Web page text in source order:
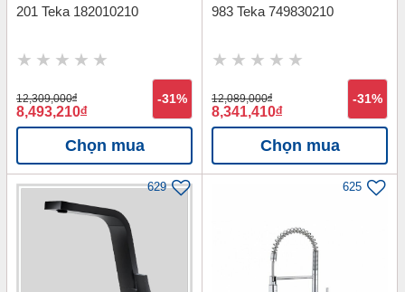
201 Teka 182010210
12,309,000đ
8,493,210đ
-31%
Chọn mua
983 Teka 749830210
12,089,000đ
8,341,410đ
-31%
Chọn mua
629 625